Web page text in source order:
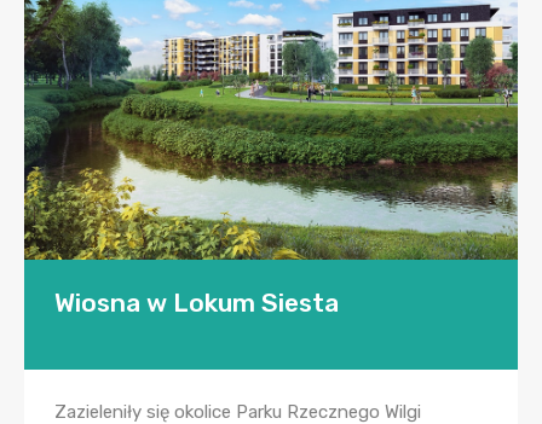
Wiosna w Lokum Siesta
Zazieleniły się okolice Parku Rzecznego Wilgi